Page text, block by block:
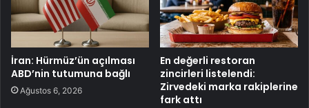
İran: Hürmüz’ün açılması
ABD’nin tutumuna bağlı
Ağustos 6, 2026
En değerli restoran
zincirleri listelendi:
Zirvedeki marka rakiplerine
fark attı